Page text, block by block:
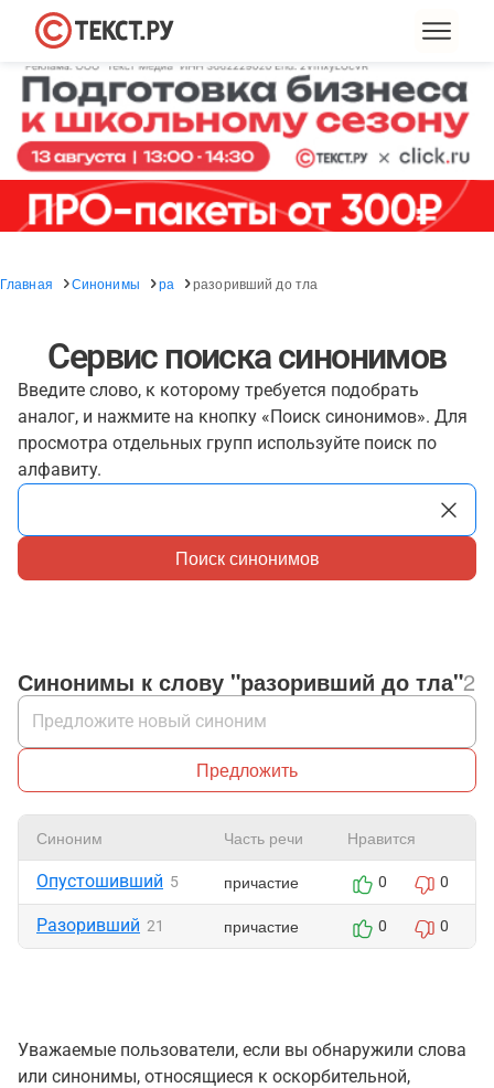
Главная Синонимы ра разоривший до тла
Сервис поиска синонимов
Введите слово, к которому требуется подобрать
аналог, и нажмите на кнопку «Поиск синонимов». Для
просмотра отдельных групп используйте поиск по
алфавиту.
Поиск синонимов
Синонимы к слову "разоривший до тла"2
Предложить
Синоним Часть речи Нравится
Опустошивший 5 причастие 0 0
Разоривший 21 причастие 0 0
Уважаемые пользователи, если вы обнаружили слова
или синонимы, относящиеся к оскорбительной,